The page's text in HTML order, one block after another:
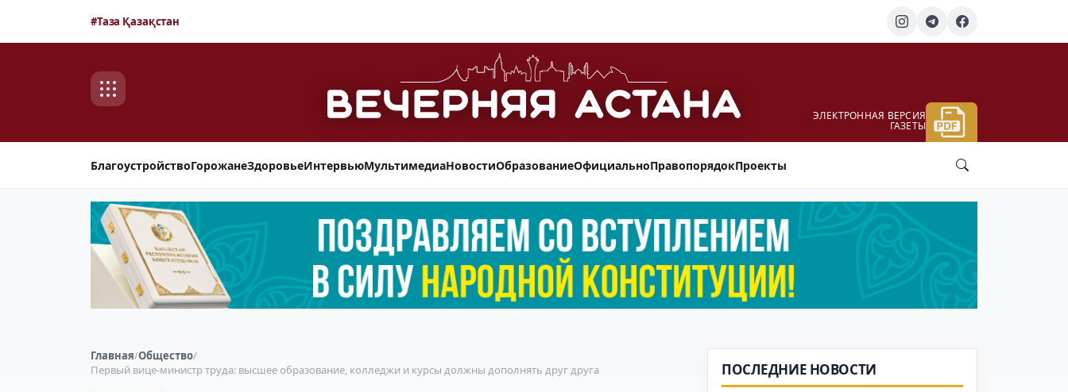
#Таза Қазақстан
ЭЛЕКТРОННАЯ ВЕРСИЯ
ГАЗЕТЫ
БлагоустройствоГорожанеЗдоровьеИнтервьюМультимедиаНовостиОбразованиеОфициальноПравопорядокПроекты
Главная/Общество/
Первый вице-министр труда: высшее образование, колледжи и курсы должны дополнять друг друга
ПОСЛЕДНИЕ НОВОСТИ